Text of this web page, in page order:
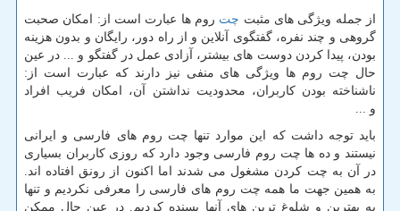
از جمله ویژگی های مثبت چت روم ها عبارت است از: امکان صحبت
گروهی و چند نفره، گفتگوی آنلاین و از راه دور، رایگان و بدون هزینه
بودن، پیدا کردن دوست های بیشتر، آزادی عمل در گفتگو و ... در عین
حال چت روم ها ویژگی های منفی نیز دارند که عبارت است از:
ناشناخته بودن کاربران، محدودیت نداشتن آن، امکان فریب افراد
و ...
باید توجه داشت که این موارد تنها چت روم های فارسی و ایرانی
نیستند و ده ها چت روم فارسی وجود دارد که روزی کاربران بسیاری
در آن به چت کردن مشغول می شدند اما اکنون از رونق افتاده اند.
به همین جهت ما همه چت روم های فارسی را معرفی نکردیم و تنها
به بهترین و شلوغ ترین های آنها بسنده کردیم. در عین حال ممکن